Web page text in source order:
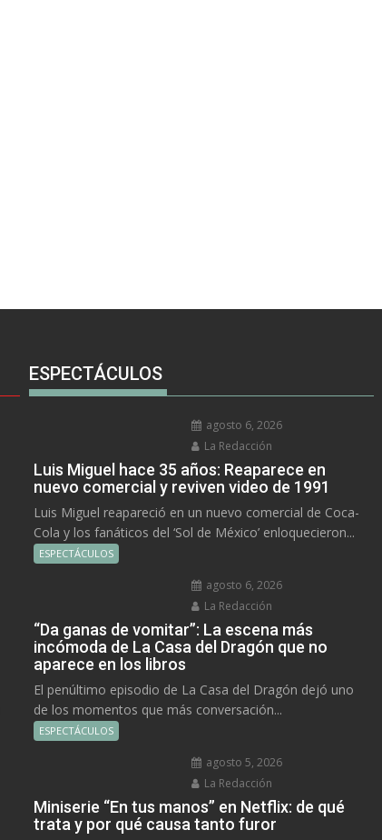
ESPECTÁCULOS
agosto 6, 2026
La Redacción
Luis Miguel hace 35 años: Reaparece en
nuevo comercial y reviven video de 1991
Luis Miguel reapareció en un nuevo comercial de Coca-
Cola y los fanáticos del ‘Sol de México’ enloquecieron...
ESPECTÁCULOS
agosto 6, 2026
La Redacción
“Da ganas de vomitar”: La escena más
incómoda de La Casa del Dragón que no
aparece en los libros
El penúltimo episodio de La Casa del Dragón dejó uno
de los momentos que más conversación...
ESPECTÁCULOS
agosto 5, 2026
La Redacción
Miniserie “En tus manos” en Netflix: de qué
trata y por qué causa tanto furor